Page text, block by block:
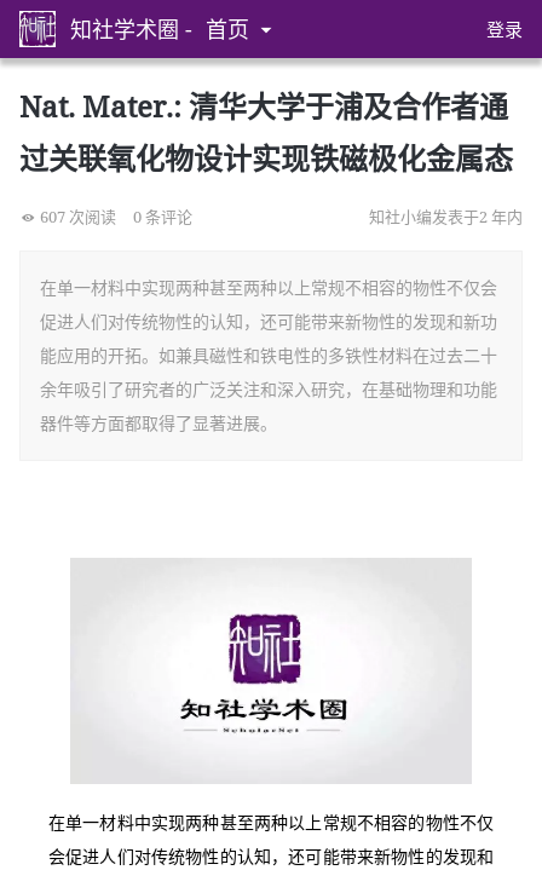
知社学术圈 - 首页 登录
Nat. Mater.: 清华大学于浦及合作者通
过关联氧化物设计实现铁磁极化金属态
607 次阅读 0 条评论 知社小编发表于2 年内
在单一材料中实现两种甚至两种以上常规不相容的物性不仅会
促进人们对传统物性的认知，还可能带来新物性的发现和新功
能应用的开拓。如兼具磁性和铁电性的多铁性材料在过去二十
余年吸引了研究者的广泛关注和深入研究，在基础物理和功能
器件等方面都取得了显著进展。
在单一材料中实现两种甚至两种以上常规不相容的物性不仅
会促进人们对传统物性的认知，还可能带来新物性的发现和